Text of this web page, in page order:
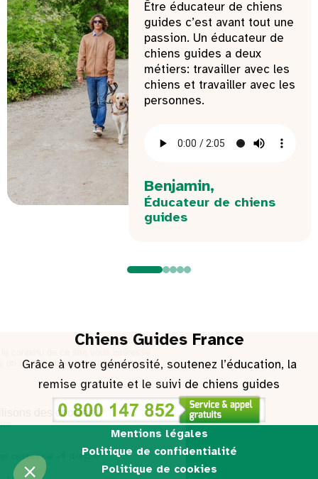
Être éducateur de chiens
guides c’est avant tout une
passion. Un éducateur de
chiens guides a deux
métiers: travailler avec les
chiens et travailler avec les
personnes.
Benjamin,
Éducateur de chiens
guides
Chiens Guides France
Grâce à votre générosité, soutenez l’éducation, la
remise gratuite et le suivi de chiens guides
Mentions légales
Politique de confidentialité
Politique de cookies